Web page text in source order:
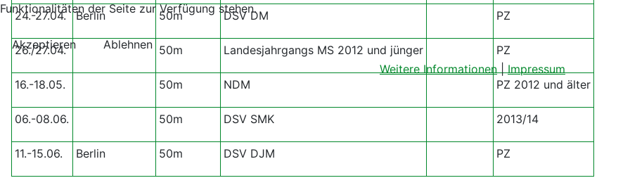
24.-27.04. Berlin 50m DSV DM PZ
26./27.04. 50m Landesjahrgangs MS 2012 und jünger PZ
16.-18.05. 50m NDM PZ 2012 und älter
06.-08.06. 50m DSV SMK 2013/14
11.-15.06. Berlin 50m DSV DJM PZ
Funktionalitäten der Seite zur Verfügung stehen.
Akzeptieren
Ablehnen
Weitere Informationen
Impressum